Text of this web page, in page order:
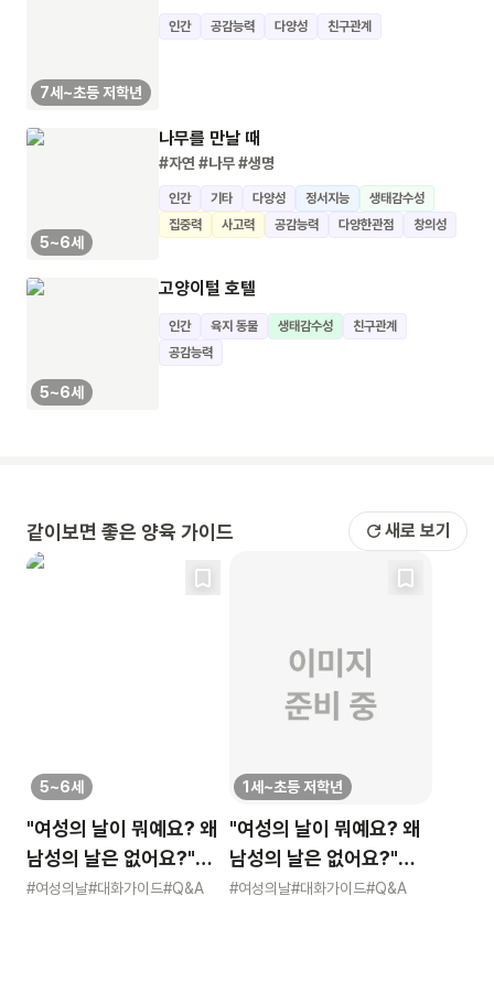
7세~초등 저학년
인간 공감능력 다양성 친구관계
5~6세
나무를 만날 때
#자연 #나무#생명
인간 기타 다양성 정서지능
생태감수성
집중력
사고력 공감능력 다양한관점 창의성
5~6세
고양이털 호텔
인간 육지 동물 생태감수성
친구관계
공감능력
같이보면 좋은 양육 가이드 새로 보기
5~6세
"여성의 날이 뭐예요? 왜
남성의 날은 없어요?"
묻는 어린이에게 이렇게
#여성의날#대화가이드#Q&A
1세~초등 저학년
"여성의 날이 뭐예요? 왜
남성의 날은 없어요?"
묻는 어린이에게 이렇게
#여성의날#대화가이드#Q&A